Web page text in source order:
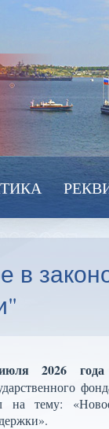
2026 года
на тему: